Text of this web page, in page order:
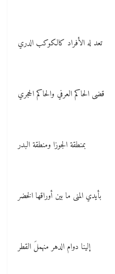
تعد له الأفراد كالكوكب الدري
قضى الحاكم العرفي والحاكم الحجري
بمنطقة الجوزا ومنطقة البدر
بأيدي المنى ما بين أوراقها الخضر
إلينا دوام الدهر منهملَ القطر